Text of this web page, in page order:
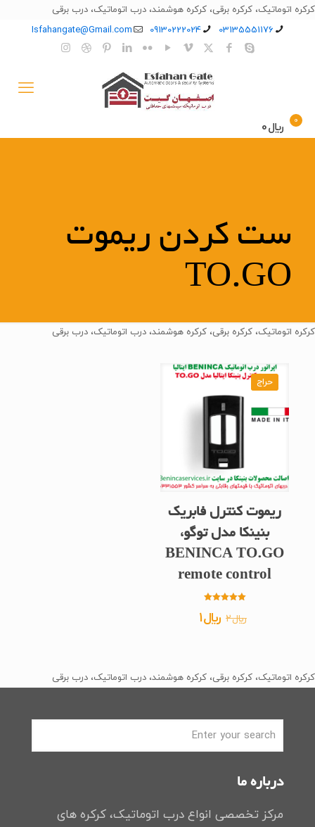
کرکره اتوماتیک، کرکره برقی، کرکره هوشمند، درب اتوماتیک، درب برقی
03135551176
09130222024
Isfahangate@Gmail.com
0 ﷼0
ست کردن ریموت
TO.GO
کرکره اتوماتیک، کرکره برقی، کرکره هوشمند، درب اتوماتیک، درب برقی
حراج
ریموت کنترل فابریک
بنینکا مدل توگو،
BENINCA TO.GO
remote control
5.00
از 5 ﷼2 قیمت
بود.
﷼1
است.
کرکره اتوماتیک، کرکره برقی، کرکره هوشمند، درب اتوماتیک، درب برقی
درباره ما
مرکز تخصصی انواع درب اتوماتیک، کرکره های